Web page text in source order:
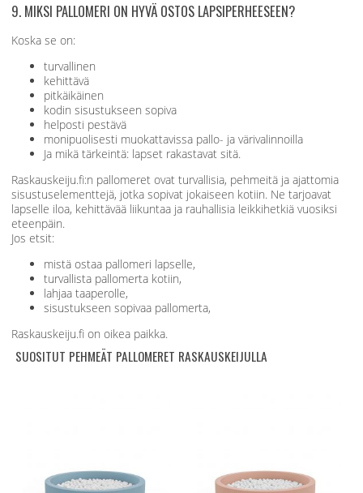
9. MIKSI PALLOMERI ON HYVÄ OSTOS LAPSIPERHEESEEN?
Koska se on:
turvallinen
kehittävä
pitkäikäinen
kodin sisustukseen sopiva
helposti pestävä
monipuolisesti muokattavissa pallo- ja värivalinnoilla
Ja mikä tärkeintä: lapset rakastavat sitä.
Raskauskeiju.fi:n pallomeret ovat turvallisia, pehmeitä ja ajattomia
sisustuselementtejä, jotka sopivat jokaiseen kotiin. Ne tarjoavat
lapselle iloa, kehittävää liikuntaa ja rauhallisia leikkihetkiä vuosiksi
eteenpäin.
Jos etsit:
mistä ostaa pallomeri lapselle,
turvallista pallomerta kotiin,
lahjaa taaperolle,
sisustukseen sopivaa pallomerta,
Raskauskeiju.fi on oikea paikka.
SUOSITUT PEHMEÄT PALLOMERET RASKAUSKEIJULLA